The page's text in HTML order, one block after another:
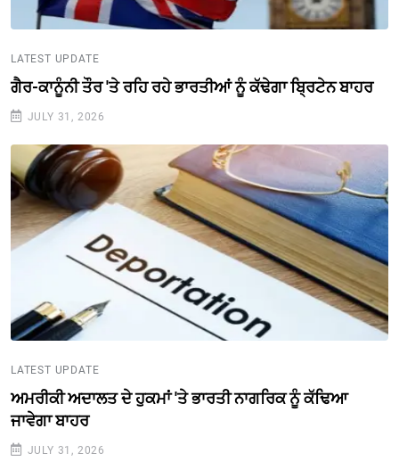
LATEST UPDATE
ਗੈਰ-ਕਾਨੂੰਨੀ ਤੌਰ 'ਤੇ ਰਹਿ ਰਹੇ ਭਾਰਤੀਆਂ ਨੂੰ ਕੱਢੇਗਾ ਬ੍ਰਿਟੇਨ ਬਾਹਰ
JULY 31, 2026
LATEST UPDATE
ਅਮਰੀਕੀ ਅਦਾਲਤ ਦੇ ਹੁਕਮਾਂ 'ਤੇ ਭਾਰਤੀ ਨਾਗਰਿਕ ਨੂੰ ਕੱਢਿਆ
ਜਾਵੇਗਾ ਬਾਹਰ
JULY 31, 2026